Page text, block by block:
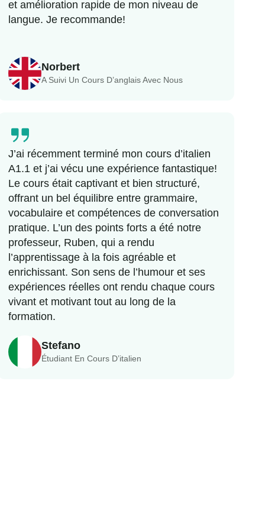
Norbert
A Suivi Un Cours D’anglais Avec Nous
et amélioration rapide de mon niveau de
langue. Je recommande!
Stefano
Étudiant En Cours D’italien
J’ai récemment terminé mon cours d’italien
A1.1 et j’ai vécu une expérience fantastique!
Le cours était captivant et bien structuré,
offrant un bel équilibre entre grammaire,
vocabulaire et compétences de conversation
pratique. L’un des points forts a été notre
professeur, Ruben, qui a rendu
l’apprentissage à la fois agréable et
enrichissant. Son sens de l’humour et ses
expériences réelles ont rendu chaque cours
vivant et motivant tout au long de la
formation.